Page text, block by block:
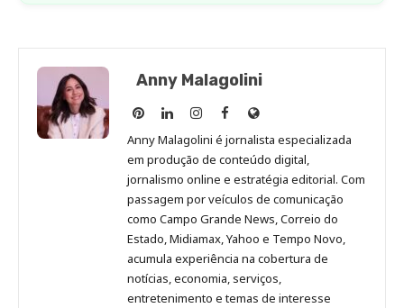
Anny Malagolini
Anny
Malagolini
no
Pinterest
Anny
Malagolini
no
LinkedIn
Anny
Malagolini
no
Instagram
Anny
Malagolini
no
Facebook
Site
de
Anny
Malagolini
Anny Malagolini é jornalista especializada
em produção de conteúdo digital,
jornalismo online e estratégia editorial. Com
passagem por veículos de comunicação
como Campo Grande News, Correio do
Estado, Midiamax, Yahoo e Tempo Novo,
acumula experiência na cobertura de
notícias, economia, serviços,
entretenimento e temas de interesse